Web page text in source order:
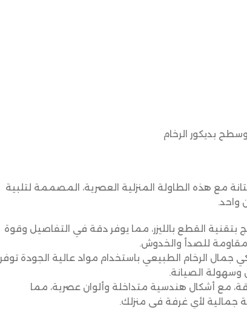
بديكور الرخام
مع هذه الطاولة المنزلية العصرية، المصممة لتلبية
واحد.
القطع بالليزر، مما يوفر دقة في التفاصيل وقوة
للصدأ والخدوش.
جمال الرخام الطبيعي باستخدام مواد عالية الجودة توفر
وسهولة الصيانة.
مع أشكال هندسية متداخلة وألوان عصرية، مما
جمالية لأي غرفة في منزلك.